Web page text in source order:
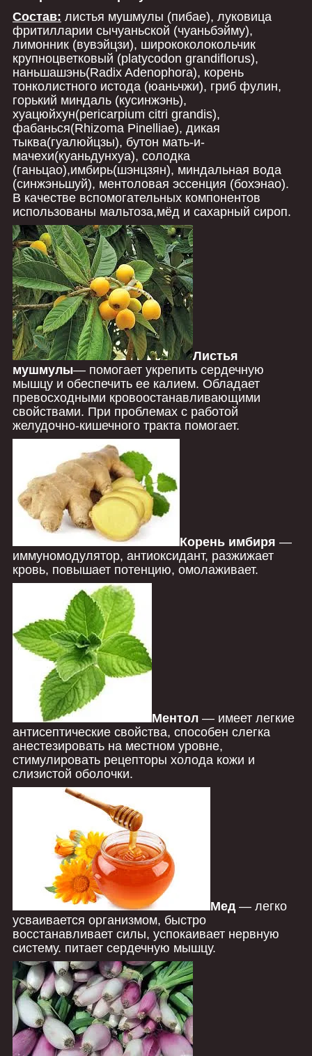
Состав: листья мушмулы (пибае), луковица
фритилларии сычуаньской (чуаньбэйму),
лимонник (вувэйцзи), ширококолокольчик
крупноцветковый (platycodon grandiflorus),
наньшашэнь(Radix Adenophora), корень
тонколистного истода (юаньчжи), гриб фулин,
горький миндаль (кусинжэнь),
хуацюйхун(pericarpium citri grandis),
фабанься(Rhizoma Pinelliae), дикая
тыква(гуалюйцзы), бутон мать-и-
мачехи(куаньдунхуа), солодка
(ганьцао),имбирь(шэнцзян), миндальная вода
(синжэньшуй), ментоловая эссенция (бохэнао).
В качестве вспомогательных компонентов
использованы мальтоза,мёд и сахарный сироп.
Листья
мушмулы― помогает укрепить сердечную
мышцу и обеспечить ее калием. Обладает
превосходными кровоостанавливающими
свойствами. При проблемах с работой
желудочно-кишечного тракта помогает.
Корень имбиря ―
иммуномодулятор, антиоксидант, разжижает
кровь, повышает потенцию, омолаживает.
Ментол ― имеет легкие
антисептические свойства, способен слегка
анестезировать на местном уровне,
стимулировать рецепторы холода кожи и
слизистой оболочки.
Мед ― легко
усваивается организмом, быстро
восстанавливает силы, успокаивает нервную
систему. питает сердечную мышцу.